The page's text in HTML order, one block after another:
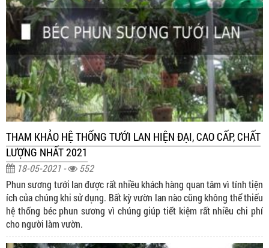
THAM KHẢO HỆ THỐNG TƯỚI LAN HIỆN ĐẠI, CAO CẤP, CHẤT
LƯỢNG NHẤT 2021
18-05-2021 -
552
Phun sương tưới lan được rất nhiều khách hàng quan tâm vì tính tiện
ích của chúng khi sử dụng. Bất kỳ vườn lan nào cũng không thể thiếu
hệ thống béc phun sương vì chúng giúp tiết kiệm rất nhiều chi phí
cho người làm vườn.